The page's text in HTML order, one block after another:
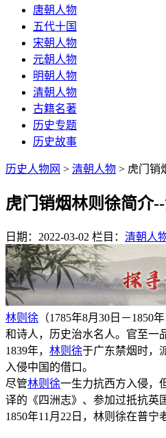
唐朝人物
五代十国
宋朝人物
元朝人物
明朝人物
清朝人物
古籍名著
历史专题
历史故事
历史人物网 > 清朝人物 > 虎门销
虎门销烟林则徐简介
日期：2022-03-02 栏目： 清朝人
林则徐 （1785年8月30日－
和诗人，历史治水名人。官至一
1839年， 林则徐于广东禁烟时，
入侵中国的借口。
尽管林则徐一生力抗西方入侵，
译的《四洲志》、参加过抵抗英
1850年11月22日，林则徐在普宁